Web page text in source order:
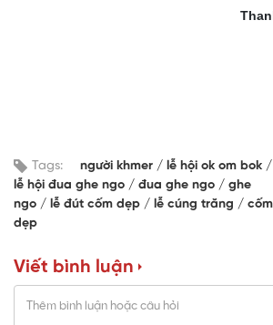
Tags: người khmer
lễ hội ok om bok
lễ hội đua ghe ngo
đua ghe ngo
ghe
ngo
lễ đút cốm dẹp lễ cúng trăng
cốm
dẹp
Viết bình luận